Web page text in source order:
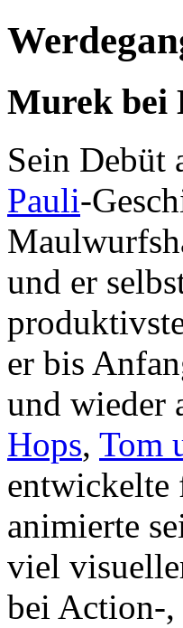
Murek bei
Sein Debüt
Pauli-
und er
er bis
und wieder
Hops, Tom
animierte
viel
bei Action-,